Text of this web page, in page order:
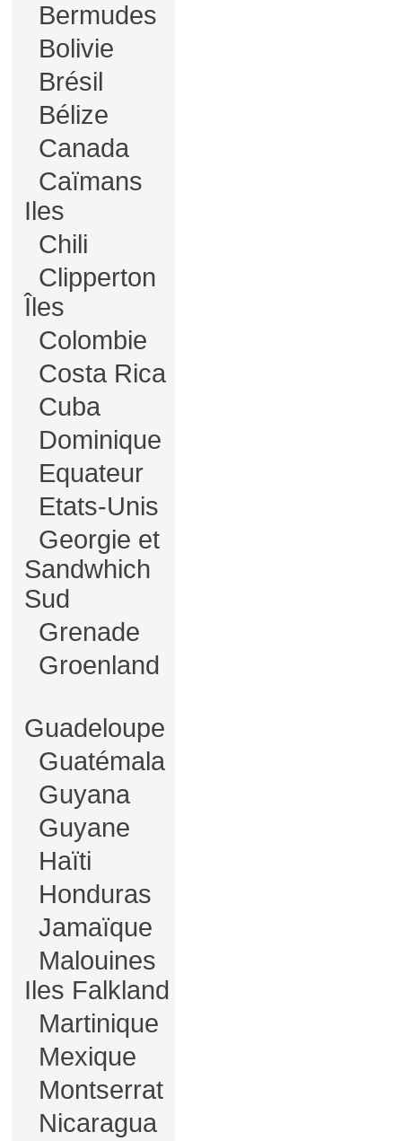
Bermudes
Bolivie
Brésil
Bélize
Canada
Caïmans
Iles
Chili
Clipperton
Îles
Colombie
Costa Rica
Cuba
Dominique
Equateur
Etats-Unis
Georgie et
Sandwhich
Sud
Grenade
Groenland
Guadeloupe
Guatémala
Guyana
Guyane
Haïti
Honduras
Jamaïque
Malouines
Iles Falkland
Martinique
Mexique
Montserrat
Nicaragua